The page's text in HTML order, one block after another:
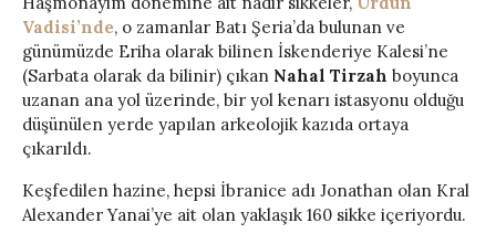
Vadisi’nde, o zamanlar Batı Şeria’da bulunan ve
günümüzde Eriha olarak bilinen İskenderiye Kalesi’ne
(Sarbata olarak da bilinir) çıkan Nahal Tirzah boyunca
uzanan ana yol üzerinde, bir yol kenarı istasyonu olduğu
düşünülen yerde yapılan arkeolojik kazıda ortaya
çıkarıldı.
Keşfedilen hazine, hepsi İbranice adı Jonathan olan Kral
Alexander Yanai’ye ait olan yaklaşık 160 sikke içeriyordu.